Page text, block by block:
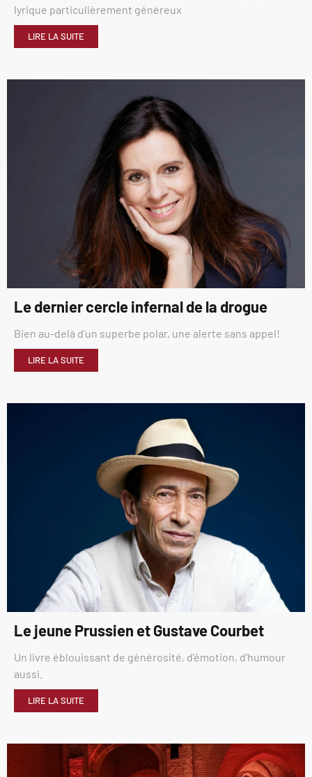
lyrique particulièrement généreux
LIRE LA SUITE
Le dernier cercle infernal de la drogue
Bien au-delà d’un superbe polar, une alerte sans appel!
LIRE LA SUITE
Le jeune Prussien et Gustave Courbet
Un livre éblouissant de générosité, d’émotion, d’humour
aussi.
LIRE LA SUITE